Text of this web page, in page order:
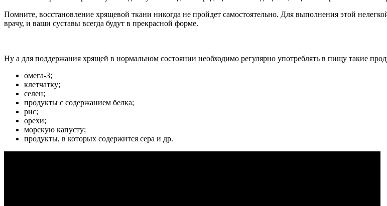
Помните, восстановление хрящевой ткани никогда не пройдет самостоятельно. Для выполнения этой
врачу, и ваши суставы всегда будут в прекрасной форме.
Ну а для поддержания хрящей в нормальном состоянии необходимо регулярно употреблять в пищу такие
омега-3;
клетчатку;
селен;
продукты с содержанием белка;
рис;
орехи;
морскую капусту;
продукты, в которых содержится сера и др.